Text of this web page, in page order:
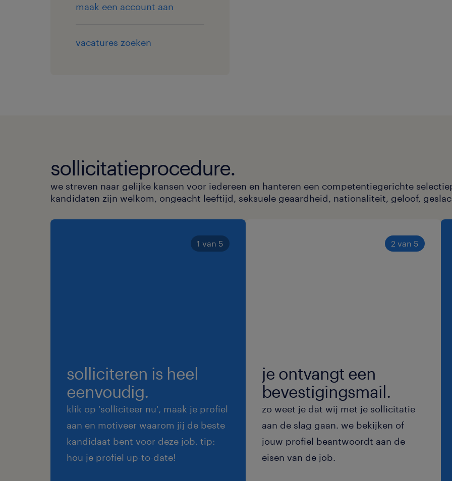
maak een account aan
vacatures zoeken
sollicitatieprocedure.
we streven naar gelijke kansen voor iedereen en hanteren een competentiegerichte
kandidaten zijn welkom, ongeacht leeftijd, seksuele geaardheid, nationaliteit, geloof,
1 van 5
solliciteren is heel
eenvoudig.
klik op 'solliciteer nu', maak je profiel
aan en motiveer waarom jij de beste
kandidaat bent voor deze job. tip:
hou je profiel up-to-date!
2 van 5
je ontvangt een
bevestigingsmail.
zo weet je dat wij met je sollicitatie
aan de slag gaan. we bekijken of
jouw profiel beantwoordt aan de
eisen van de job.